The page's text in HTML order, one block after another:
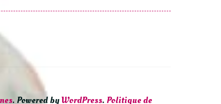
. Powered byWordPress. Politique de